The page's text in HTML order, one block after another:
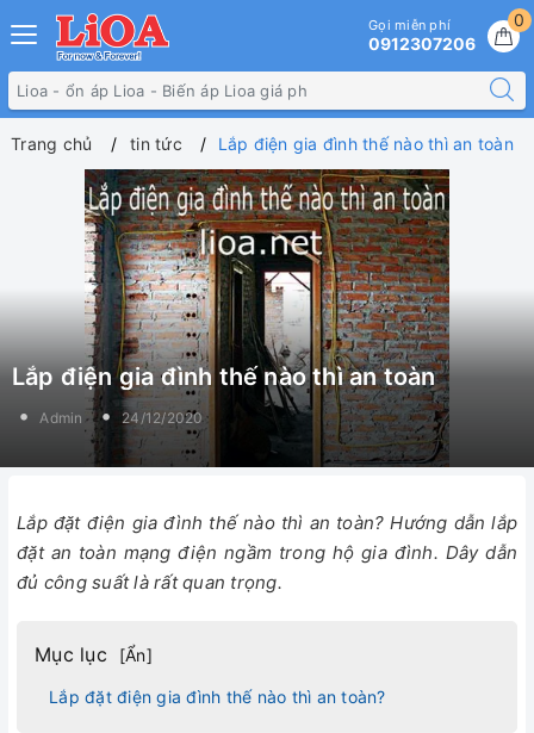
0
Gọi miễn phí
0912307206
Trang chủ tin tức Lắp điện gia đình thế nào thì an toàn
Lắp điện gia đình thế nào thì an toàn
Admin 24/12/2020
Lắp đặt điện gia đình thế nào thì an toàn? Hướng dẫn lắp
đặt an toàn mạng điện ngầm trong hộ gia đình. Dây dẫn
đủ công suất là rất quan trọng.
Mục lục [Ẩn]
Lắp đặt điện gia đình thế nào thì an toàn?